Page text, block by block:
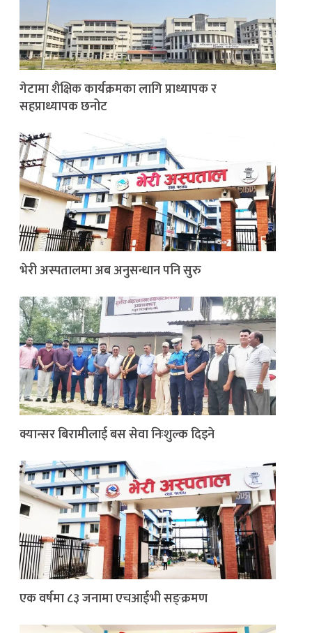
गेटामा शैक्षिक कार्यक्रमका लागि प्राध्यापक र
सहप्राध्यापक छनोट
भेरी अस्पतालमा अब अनुसन्धान पनि सुरु
क्यान्सर बिरामीलाई बस सेवा निःशुल्क दिइने
एक वर्षमा ८३ जनामा एचआईभी सङ्क्रमण